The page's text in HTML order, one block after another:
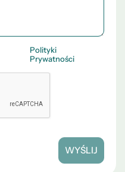
Polityki
Prywatności
WYŚLIJ